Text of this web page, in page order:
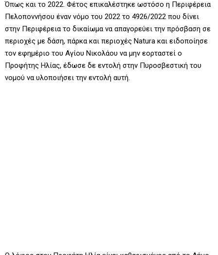
Όπως και το 2022. Φέτος επικαλέστηκε ωστόσο η Περιφέρεια
Πελοποννήσου έναν νόμο του 2022 το 4926/2022 που δίνει
στην Περιφέρεια το δικαίωμα να απαγορεύει την πρόσβαση σε
περιοχές με δάση, πάρκα και περιοχές Natura και ειδοποίησε
τον εφημέριο του Αγίου Νικολάου να μην εορταστεί ο
Προφήτης Ηλίας, έδωσε δε εντολή στην Πυροσβεστική του
νομού να υλοποιήσει την εντολή αυτή.